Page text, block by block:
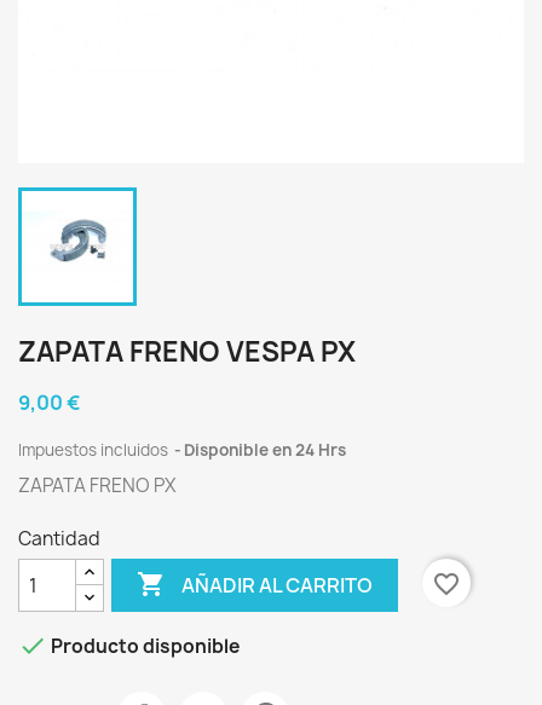
ZAPATA FRENO VESPA PX
9,00 €
Impuestos incluidos Disponible en 24 Hrs
ZAPATA FRENO PX
Cantidad
 AÑADIR AL CARRITO favorite_border
 Producto disponible